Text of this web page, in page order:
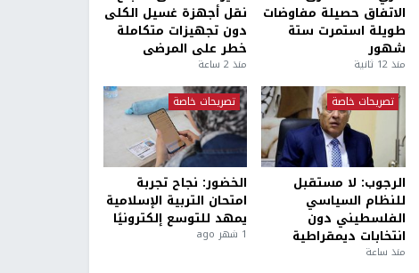
الاتفاق حصيلة مفاوضات
طويلة استمرت ستة
شهور
منذ 12 ثانية
نقل أجهزة غسيل الكلى
دون تجهيزات متكاملة
خطر على المرضى
منذ 2 ساعة
تصريحات خاصة
الرجوب: لا مستقبل
للنظام السياسي
الفلسطيني دون
انتخابات ديمقراطية
منذ ساعة
تصريحات خاصة
الخضور: نجاح تجربة
امتحان التربية الإسلامية
يمهد للتوسع إلكترونيًا
1 شهر ago